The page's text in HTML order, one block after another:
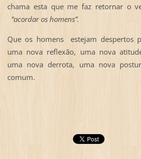
chama esta que me faz retornar o
“acordar os homens”.
Que os homens estejam despertos
uma nova reflexão, uma nova
uma nova derrota, uma nova
comum.